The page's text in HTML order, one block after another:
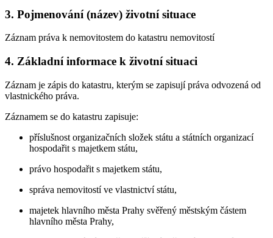
3. Pojmenování (název) životní situace
Záznam práva k nemovitostem do katastru nemovitostí
4. Základní informace k životní situaci
Záznam je zápis do katastru, kterým se zapisují práva odvozená od
vlastnického práva.
Záznamem se do katastru zapisuje:
příslušnost organizačních složek státu a státních organizací
hospodařit s majetkem státu,
právo hospodařit s majetkem státu,
správa nemovitostí ve vlastnictví státu,
majetek hlavního města Prahy svěřený městským částem
hlavního města Prahy,